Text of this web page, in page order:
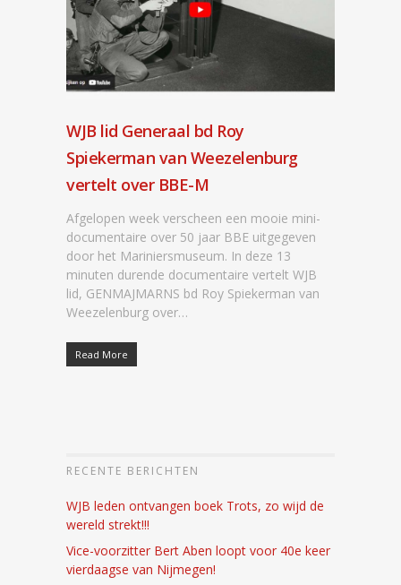
WJB lid Generaal bd Roy
Spiekerman van Weezelenburg
vertelt over BBE-M
Afgelopen week verscheen een mooie mini-
documentaire over 50 jaar BBE uitgegeven
door het Mariniersmuseum. In deze 13
minuten durende documentaire vertelt WJB
lid, GENMAJMARNS bd Roy Spiekerman van
Weezelenburg over…
Read More
RECENTE BERICHTEN
WJB leden ontvangen boek Trots, zo wijd de
wereld strekt!!!
Vice-voorzitter Bert Aben loopt voor 40e keer
vierdaagse van Nijmegen!